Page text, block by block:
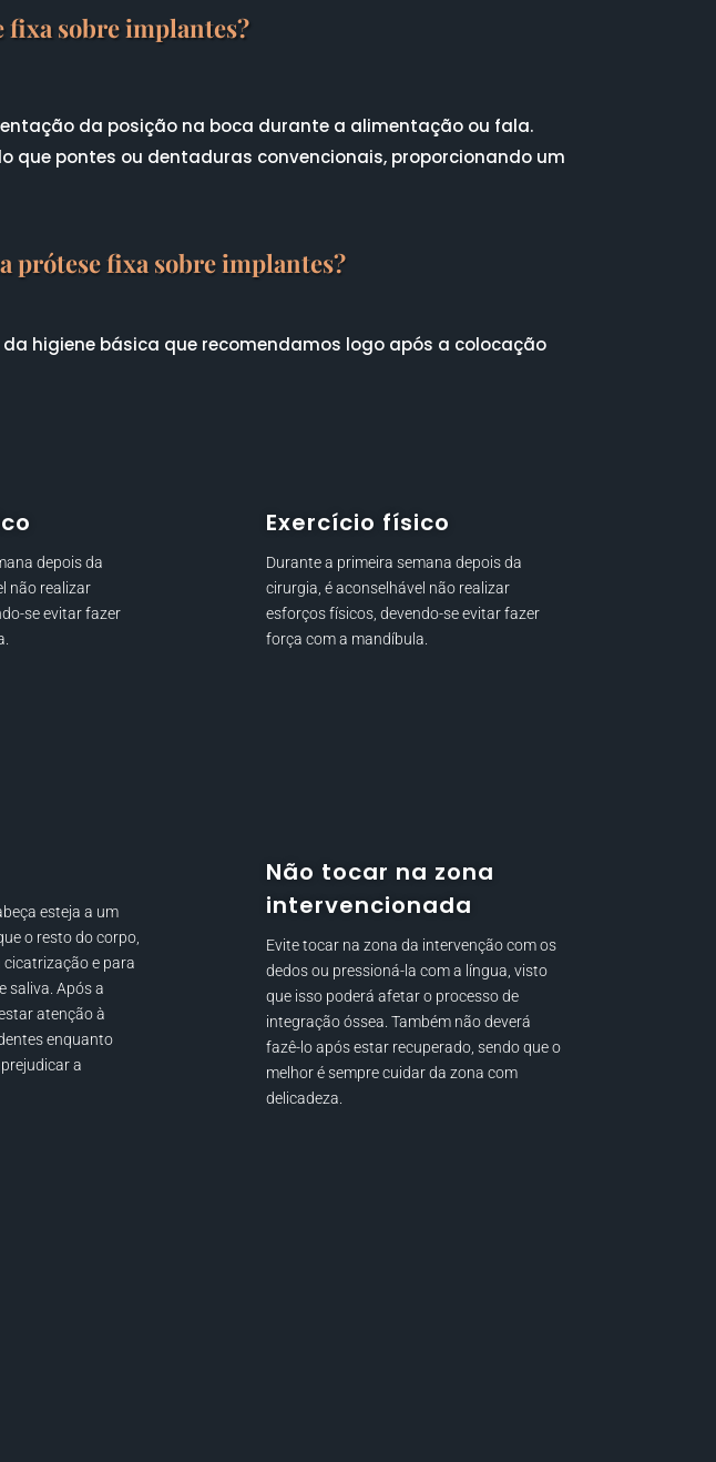
fixa sobre implantes?
da posição na boca durante a alimentação ou fala.
pontes ou dentaduras convencionais, proporcionando um
prótese fixa sobre implantes?
higiene básica que recomendamos logo após a colocação
depois da
não realizar
se evitar fazer
Exercício físico
Durante a primeira semana depois da
cirurgia, é aconselhável não realizar
esforços físicos, devendo-se evitar fazer
força com a mandíbula.
esteja a um
o resto do corpo,
e para
saliva. Após a
atenção à
enquanto
a
Não tocar na zona
intervencionada
Evite tocar na zona da intervenção com os
dedos ou pressioná-la com a língua, visto
que isso poderá afetar o processo de
integração óssea. Também não deverá
fazê-lo após estar recuperado, sendo que o
melhor é sempre cuidar da zona com
delicadeza.